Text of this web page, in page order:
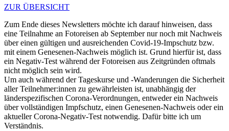
ZUR ÜBERSICHT
Zum Ende dieses Newsletters möchte ich darauf hinweisen, dass
eine Teilnahme an Fotoreisen ab September nur noch mit Nachweis
über einen gültigen und ausreichenden Covid-19-Impschutz bzw.
mit einem Genesenen-Nachweis möglich ist. Grund hierfür ist, dass
ein Negativ-Test während der Fotoreisen aus Zeitgründen oftmals
nicht möglich sein wird.
Um auch während der Tageskurse und -Wanderungen die Sicherheit
aller Teilnehmer:innen zu gewährleisten ist, unabhängig der
länderspezifischen Corona-Verordnungen, entweder ein Nachweis
über vollständigen Impfschutz, einen Genesenen-Nachweis oder ein
aktueller Corona-Negativ-Test notwendig. Dafür bitte ich um
Verständnis.